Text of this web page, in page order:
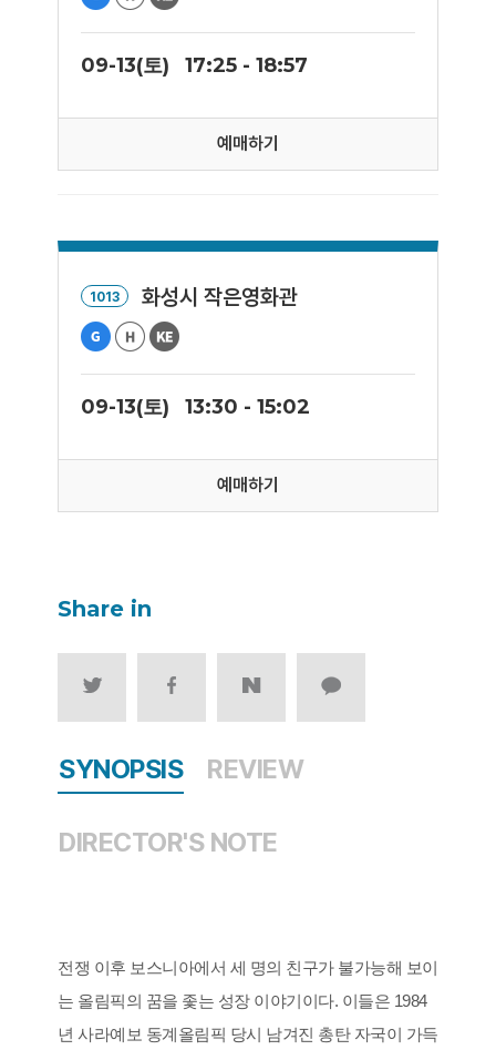
SYNOPSIS REVIEW
DIRECTOR'S NOTE
전쟁 이후 보스니아에서 세 명의 친구가 불가능해 보이
는 올림픽의 꿈을 좇는 성장 이야기이다. 이들은 1984
년 사라예보 동계올림픽 당시 남겨진 총탄 자국이 가득
09-13(토) 17:25 - 18:57
예매하기
1013 화성시 작은영화관
09-13(토) 13:30 - 15:02
예매하기
Share in